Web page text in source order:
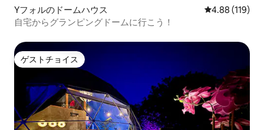
Yフォルのドームハウス レビュー119
4.88 (119)
自宅からグランピングドームに行こう！
ゲストチョイス
ゲストチョイス